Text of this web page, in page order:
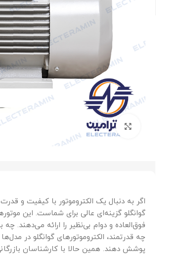
برای بزرگنمایی کلیک کنید
اگر به دنبال یک الکتروموتور با کیفیت و
گوانگلو گزینه‌ای عالی برای شماست. این
فوق‌العاده و دوام بی‌نظیر را ارائه می‌دهند.
چه قدرتمند، الکتروموتورهای گوانگلو در